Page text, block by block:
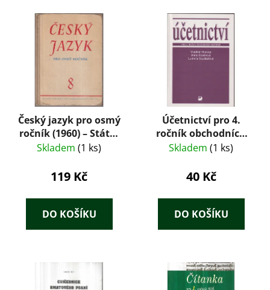
Český jazyk pro osmý
ročník (1960) – Státní
pedagogické
Skladem (1 ks)
119 Kč
DO KOŠÍKU
Účetnictví pro 4.
ročník obchodních
akademií
Skladem (1 ks)
40 Kč
DO KOŠÍKU